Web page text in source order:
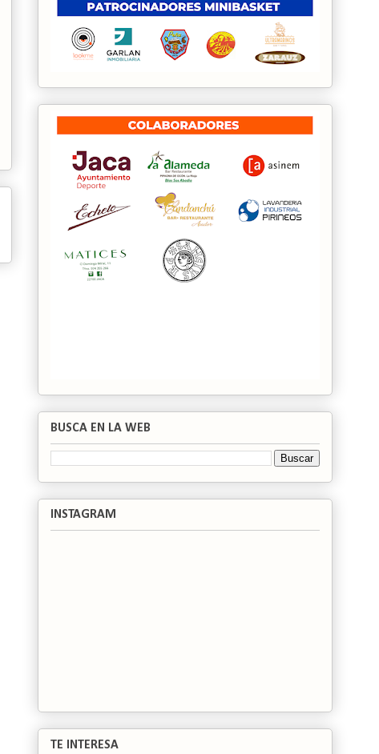
BUSCA EN LA WEB
INSTAGRAM
TE INTERESA